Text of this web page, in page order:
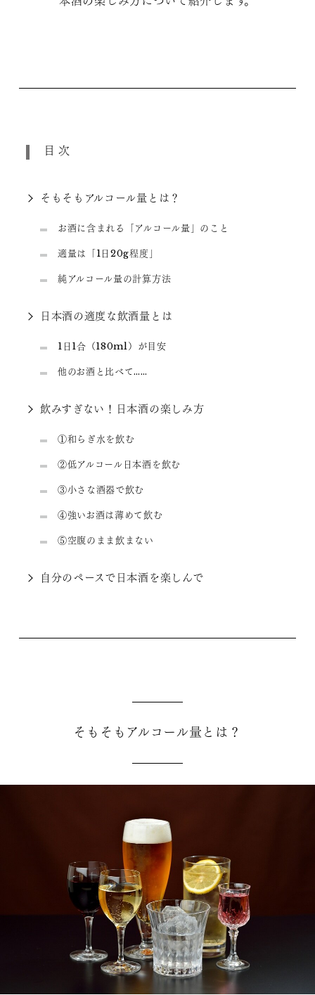
目次
そもそもアルコール量とは？
お酒に含まれる「アルコール量」のこと
適量は「1日20g程度」
純アルコール量の計算方法
日本酒の適度な飲酒量とは
1日1合（180ml）が目安
他のお酒と比べて……
飲みすぎない！日本酒の楽しみ方
①和らぎ水を飲む
②低アルコール日本酒を飲む
③小さな酒器で飲む
④強いお酒は薄めて飲む
⑤空腹のまま飲まない
自分のペースで日本酒を楽しんで
そもそもアルコール量とは？